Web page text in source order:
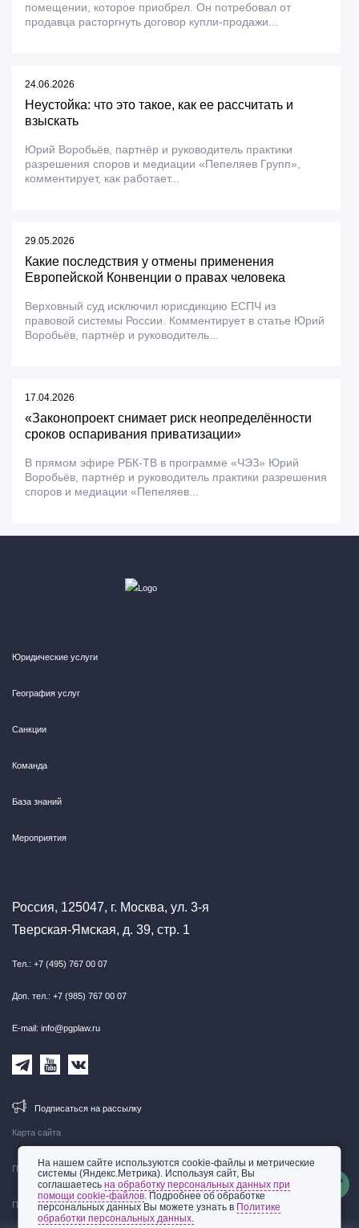
помещении, которое приобрел. Он потребовал от
продавца расторгнуть договор купли-продажи...
24.06.2026
Неустойка: что это такое, как ее рассчитать и
взыскать
Юрий Воробьёв, партнёр и руководитель практики
разрешения споров и медиации «Пепеляев Групп»,
комментирует, как работает...
29.05.2026
Какие последствия у отмены применения
Европейской Конвенции о правах человека
Верховный суд исключил юрисдикцию ЕСПЧ из
правовой системы России. Комментирует в статье Юрий
Воробьёв, партнёр и руководитель...
17.04.2026
«Законопроект снимает риск неопределённости
сроков оспаривания приватизации»
В прямом эфире РБК-ТВ в программе «ЧЭЗ» Юрий
Воробьёв, партнёр и руководитель практики разрешения
споров и медиации «Пепеляев...
Карта сайта
Правовая информация
Политика обработки персональных данных
Юридические услуги
География услуг
Санкции
Команда
База знаний
Мероприятия
Россия, 125047, г. Москва, ул. 3-я
Тверская-Ямская, д. 39, стр. 1
Тел.: +7 (495) 767 00 07
Доп. тел.: +7 (985) 767 00 07
E-mail: info@pgplaw.ru
Подписаться на рассылку
На нашем сайте используются cookie-файлы и метрические
системы (Яндекс.Метрика). Используя сайт, Вы
соглашаетесьна обработку персональных данных при
помощи cookie-файлов. Подробнее об обработке
персональных данных Вы можете узнать в Политике
обработки персональных данных.